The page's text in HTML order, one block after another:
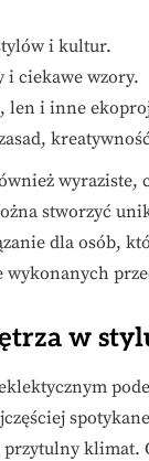
i kultur.
i ciekawe wzory.
len i inne
wyraziste,
stworzyć
dla osób,
w
klimat.